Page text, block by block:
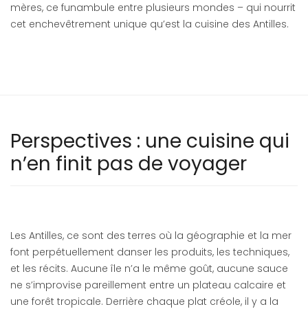
mères, ce funambule entre plusieurs mondes – qui nourrit
cet enchevêtrement unique qu’est la cuisine des Antilles.
Perspectives : une cuisine qui
n’en finit pas de voyager
Les Antilles, ce sont des terres où la géographie et la mer
font perpétuellement danser les produits, les techniques,
et les récits. Aucune île n’a le même goût, aucune sauce
ne s’improvise pareillement entre un plateau calcaire et
une forêt tropicale. Derrière chaque plat créole, il y a la